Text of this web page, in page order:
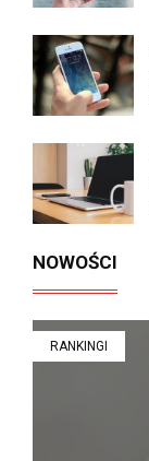
NOWOŚCI
RANKINGI